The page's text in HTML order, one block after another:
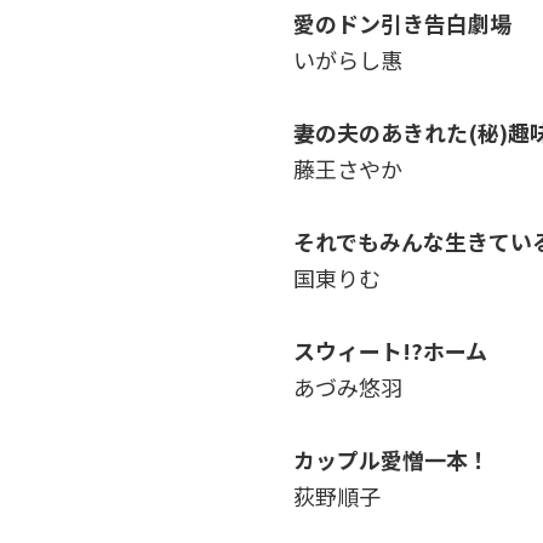
愛のドン引き告白劇場
いがらし惠
妻の夫のあきれた(秘)趣
藤王さやか
それでもみんな生きてい
国東りむ
スウィート!?ホーム
あづみ悠羽
カップル愛憎一本！
荻野順子